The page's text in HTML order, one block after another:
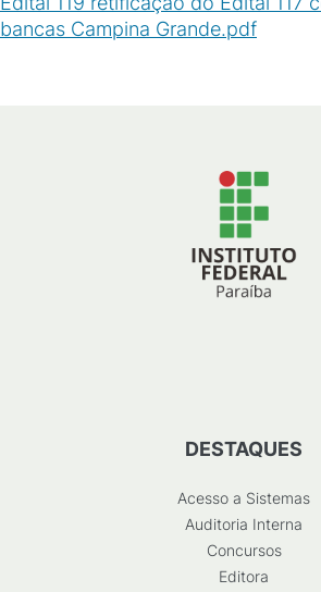
bancas Campina Grande.pdf
DESTAQUES
Acesso a Sistemas
Auditoria Interna
Concursos
Editora